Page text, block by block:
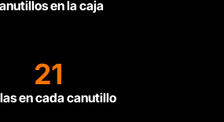
en la caja
21
en cada canutillo